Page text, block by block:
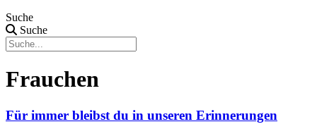
Suche
Suche
Frauchen
Für immer bleibst du in unseren Erinnerungen